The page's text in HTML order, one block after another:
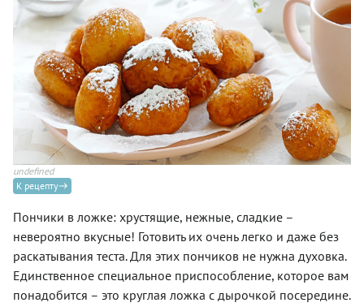
undefined
К рецепту
Пончики в ложке: хрустящие, нежные, сладкие –
невероятно вкусные! Готовить их очень легко и даже без
раскатывания теста. Для этих пончиков не нужна духовка.
Единственное специальное приспособление, которое вам
понадобится – это круглая ложка с дырочкой посередине.